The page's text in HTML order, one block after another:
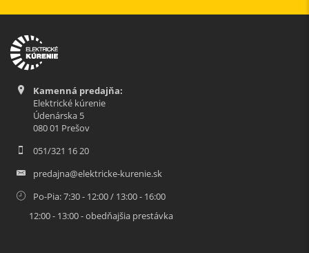
Kamenná predajňa:
Elektrické kúrenie
Údenárska 5
080 01 Prešov
051/321 16 20
predajna@elektricke-kurenie.sk
Po-Pia: 7:30 - 12:00 / 13:00 - 16:00
12:00 - 13:00 - obedňajšia prestávka